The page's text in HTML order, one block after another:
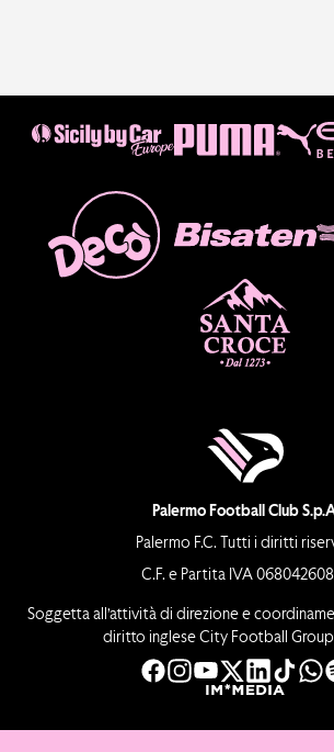
Palermo Football Club
Palermo F.C. Tutti i diritti
C.F. e Partita IVA
Soggetta all’attività di direzione e
diritto inglese City Football